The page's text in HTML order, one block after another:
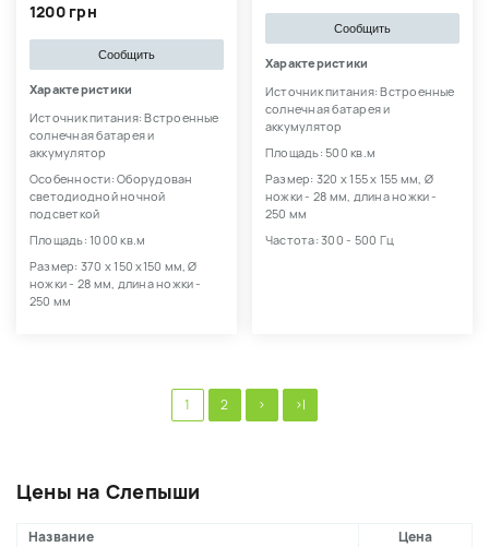
1200 грн
Сообщить
Характеристики
Источник питания: Встроенные
солнечная батарея и
аккумулятор
Особенности: Оборудован
светодиодной ночной
подсветкой
Площадь: 1000 кв.м
Размер: 370 х 150 х150 мм, Ø
ножки - 28 мм, длина ножки -
250 мм
Сообщить
Характеристики
Источник питания: Встроенные
солнечная батарея и
аккумулятор
Площадь: 500 кв.м
Размер: 320 х 155 х 155 мм, Ø
ножки - 28 мм, длина ножки -
250 мм
Частота: 300 - 500 Гц
1 2 > >|
Цены на Слепыши
Название
Цена